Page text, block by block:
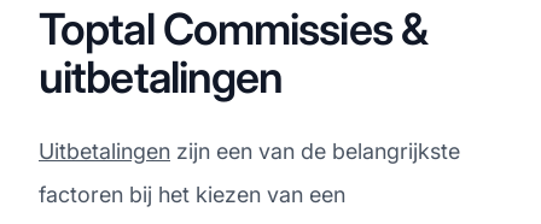
Toptal Commissies &
uitbetalingen
Uitbetalingen zijn een van de belangrijkste
factoren bij het kiezen van een